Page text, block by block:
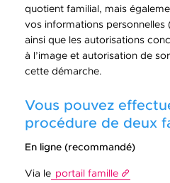
quotient familial, mais
vos informations personnelles
ainsi que les autorisations
à l’image et autorisation de
cette démarche.
Vous pouvez
procédure de deux
En ligne (recommandé)
Via le portail famille